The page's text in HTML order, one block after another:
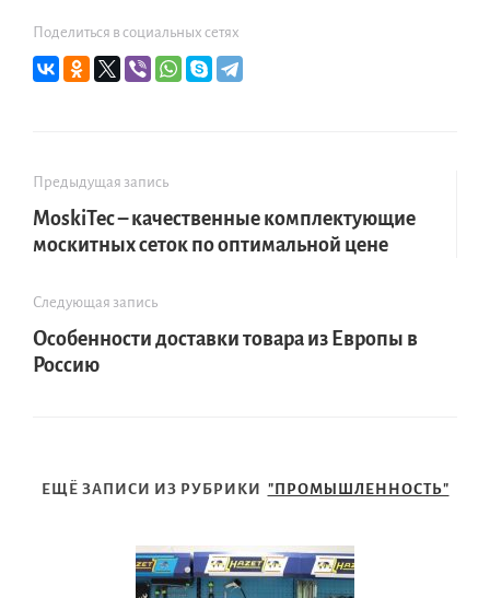
Поделиться в социальных сетях
Предыдущая запись
MoskiTec – качественные комплектующие
москитных сеток по оптимальной цене
Следующая запись
Особенности доставки товара из Европы в
Россию
ЕЩЁ ЗАПИСИ ИЗ РУБРИКИ "ПРОМЫШЛЕННОСТЬ"